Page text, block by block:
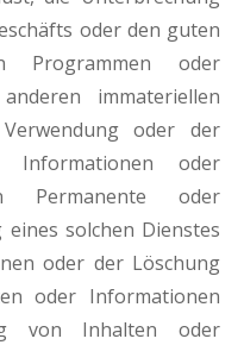
oder den guten
Programmen oder
immateriellen
oder der
Informationen oder
Permanente oder
solchen Dienstes
oder der Löschung
oder Informationen
von Inhalten oder